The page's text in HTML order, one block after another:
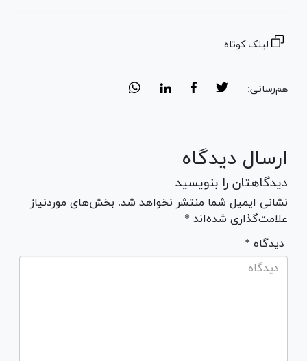
لینک کوتاه
هم‌رسانی:
ارسال دیدگاه
دیدگاهتان را بنویسید
نشانی ایمیل شما منتشر نخواهد شد. بخش‌های موردنیاز
علامت‌گذاری شده‌اند *
* دیدگاه